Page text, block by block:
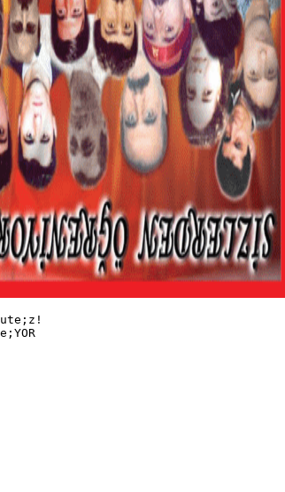
devrimi &ouml;rg&uuml;tleme &ccedil;al&yacute;&thorn;malar&yacute;yla ancak sonu&ccedil;lanabilirdi. Bu nedenle art&yacute;k sava&thorn;a son vermek i&ccedil;in, Sovyetlerin t&uuml;m iktidar&yacute; almas&yacute; i&ccedil;in sosyalist devrimi somut olarak &ouml;rg&uuml;tlemek ka&ccedil;&yacute;n&yacute;lmazd&yacute;. Eyl&uuml;l ay&yacute;n&yacute;n ba&thorn;&yacute;ndan t&uuml;m parti organlar&yacute;nda yap&yacute;lan tart&yacute;&thorn;malardan 3 21. Y&Uuml;ZYILDA YEN&Yacute; EK&Yacute;MLERE sonra, 10 (23) Ekim’de yap&yacute;lan MK toplant&yacute;s&yacute;nda, ayaklanman&yacute;n &ouml;rg&uuml;tlenmesi karar&yacute; al&yacute;nd&yacute;. 16 (29) Ekim tarihinde MK’n&yacute;n &ouml;nde gelen parti &ouml;rg&uuml;tleriyle yapt&yacute;&eth;&yacute; toplant&yacute;da bu karar bir kere daha onayland&yacute; ve ayaklanmay&yacute; y&ouml;netec